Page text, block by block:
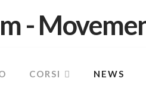
CORSI NEWS